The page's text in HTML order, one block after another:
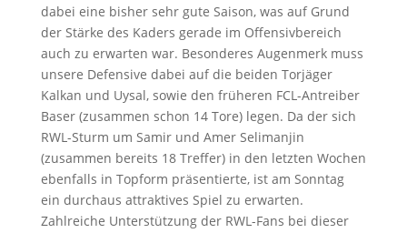
dabei eine bisher sehr gute Saison, was auf Grund
der Stärke des Kaders gerade im Offensivbereich
auch zu erwarten war. Besonderes Augenmerk muss
unsere Defensive dabei auf die beiden Torjäger
Kalkan und Uysal, sowie den früheren FCL-Antreiber
Baser (zusammen schon 14 Tore) legen. Da der sich
RWL-Sturm um Samir und Amer Selimanjin
(zusammen bereits 18 Treffer) in den letzten Wochen
ebenfalls in Topform präsentierte, ist am Sonntag
ein durchaus attraktives Spiel zu erwarten.
Zahlreiche Unterstützung der RWL-Fans bei dieser